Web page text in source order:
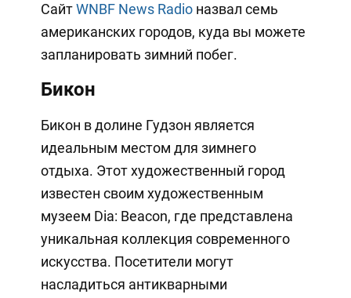
СайтWNBF News Radioназвал семь
американских городов, куда вы можете
запланировать зимний побег.
Бикон
Бикон в долине Гудзон является
идеальным местом для зимнего
отдыха. Этот художественный город
известен своим художественным
музеем Dia: Beacon, где представлена
уникальная коллекция современного
искусства. Посетители могут
насладиться антикварными